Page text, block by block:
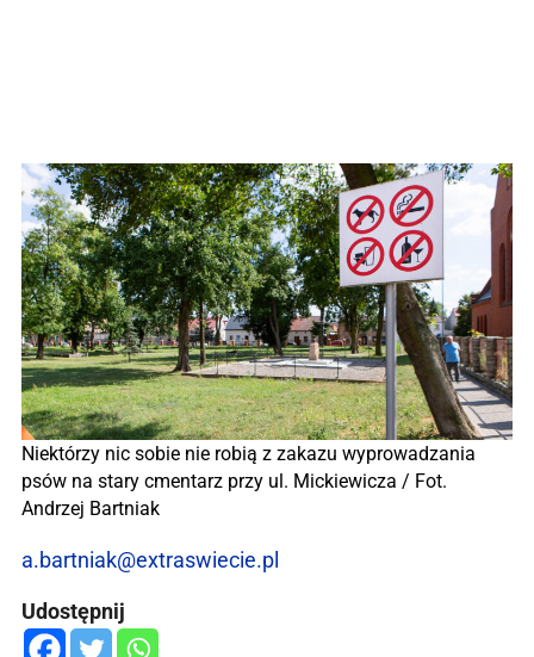
Niektórzy nic sobie nie robią z zakazu wyprowadzania
psów na stary cmentarz przy ul. Mickiewicza / Fot.
Andrzej Bartniak
a.bartniak@extraswiecie.pl
Udostępnij